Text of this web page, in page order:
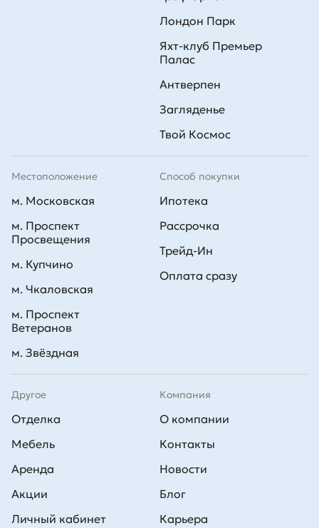
Способ покупки
Ипотека
Рассрочка
Трейд-Ин
Оплата сразу
Лондон Парк
Яхт-клуб Премьер
Палас
Антверпен
Загляденье
Твой Космос
Другое
Отделка
Мебель
Аренда
Акции
Личный кабинет
Компания
О компании
Контакты
Новости
Блог
Карьера
Местоположение
м. Московская
м. Проспект
Просвещения
м. Купчино
м. Чкаловская
м. Проспект
Ветеранов
м. Звёздная